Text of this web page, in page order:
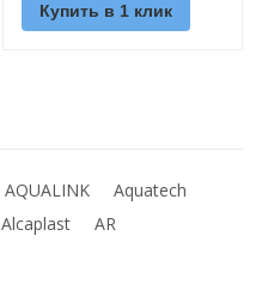
Купить в 1 клик
AQUALINK
Aquatech
Alcaplast AR